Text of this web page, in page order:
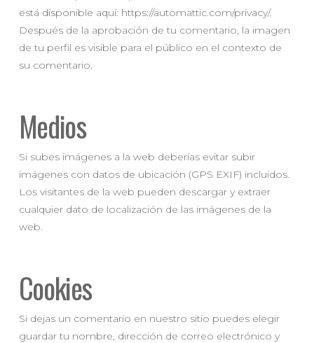
está disponible aquí: https://automattic.com/privacy/.
Después de la aprobación de tu comentario, la imagen
de tu perfil es visible para el público en el contexto de
su comentario.
Medios
Si subes imágenes a la web deberías evitar subir
imágenes con datos de ubicación (GPS EXIF) incluidos.
Los visitantes de la web pueden descargar y extraer
cualquier dato de localización de las imágenes de la
web.
Cookies
Si dejas un comentario en nuestro sitio puedes elegir
guardar tu nombre, dirección de correo electrónico y